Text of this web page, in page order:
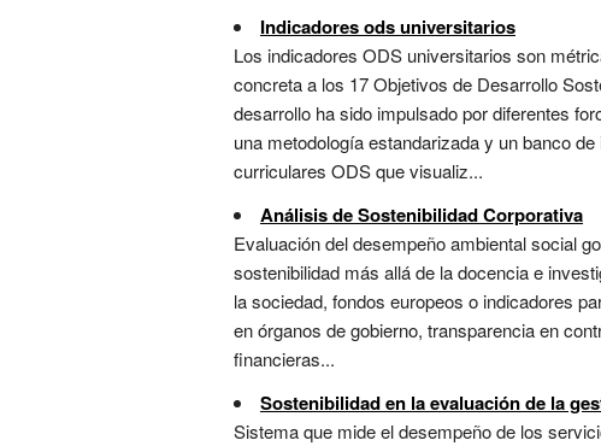
Indicadores ods universitarios
Los indicadores ODS universitarios son
concreta a los 17 Objetivos de Desarrollo
desarrollo ha sido impulsado por diferentes
una metodología estandarizada y un banco
curriculares ODS que visualiz...
Análisis de Sostenibilidad Corporativa
Evaluación del desempeño ambiental social
sostenibilidad más allá de la docencia e
la sociedad, fondos europeos o indicadores
en órganos de gobierno, transparencia en
financieras...
Sostenibilidad en la evaluación de la
Sistema que mide el desempeño de los